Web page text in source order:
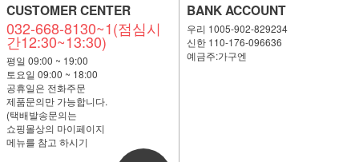
CUSTOMER CENTER
032-668-8130~1(점심시
간12:30~13:30)
평일 09:00 ~ 19:00
토요일 09:00 ~ 18:00
공휴일은 전화주문
제품문의만 가능합니다.
(택배발송문의는
쇼핑몰상의 마이페이지
메뉴를 참고 하시기
BANK ACCOUNT
우리 1005-902-829234
신한 110-176-096636
예금주:가구엔